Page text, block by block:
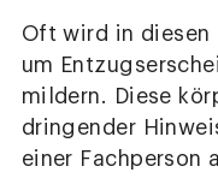
Oft wird in diesen
um
mildern. Diese
dringender
einer Fachperson